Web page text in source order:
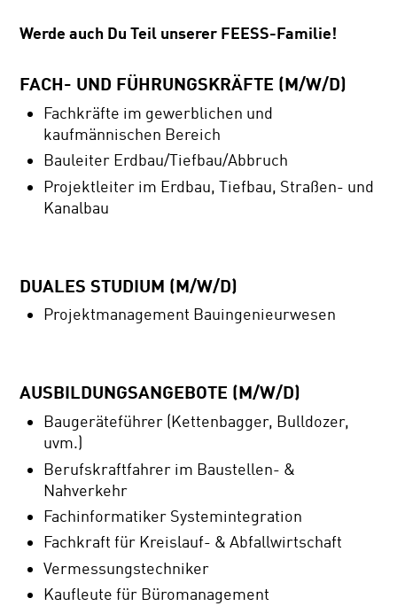
Werde auch Du Teil unserer FEESS-Familie!
FACH- UND FÜHRUNGSKRÄFTE (M/W/D)
Fachkräfte im gewerblichen und
kaufmännischen Bereich
Bauleiter Erdbau/Tiefbau/Abbruch
Projektleiter im Erdbau, Tiefbau, Straßen- und
Kanalbau
DUALES STUDIUM (M/W/D)
Projektmanagement Bauingenieurwesen
AUSBILDUNGSANGEBOTE (M/W/D)
Baugeräteführer (Kettenbagger, Bulldozer,
uvm.)
Berufskraftfahrer im Baustellen- &
Nahverkehr
Fachinformatiker Systemintegration
Fachkraft für Kreislauf- & Abfallwirtschaft
Vermessungstechniker
Kaufleute für Büromanagement